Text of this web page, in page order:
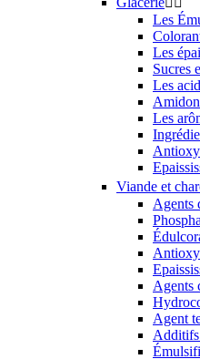
Les
Les
Sucres
Les
Les
Viande et
Agents
Agents
Agent
Additifs